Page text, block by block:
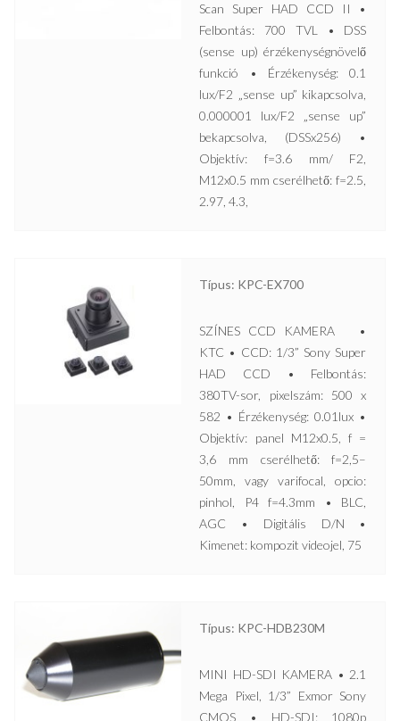
Scan Super HAD CCD II •
Felbontás: 700 TVL • DSS
(sense up) érzékenységnövelő
funkció • Érzékenység: 0.1
lux/F2 „sense up” kikapcsolva,
0.000001 lux/F2 „sense up”
bekapcsolva, (DSSx256) •
Objektív: f=3.6 mm/ F2,
M12x0.5 mm cserélhető: f=2.5,
2.97, 4.3,
Típus: KPC-EX700
SZÍNES CCD KAMERA •
KTC • CCD: 1/3” Sony Super
HAD CCD • Felbontás:
380TV-sor, pixelszám: 500 x
582 • Érzékenység: 0.01lux •
Objektív: panel M12x0.5, f =
3,6 mm cserélhető: f=2,5–
50mm, vagy varifocal, opcio:
pinhol, P4 f=4.3mm • BLC,
AGC • Digitális D/N •
Kimenet: kompozit videojel, 75
Típus: KPC-HDB230M
MINI HD-SDI KAMERA • 2.1
Mega Pixel, 1/3” Exmor Sony
CMOS • HD-SDI: 1080p